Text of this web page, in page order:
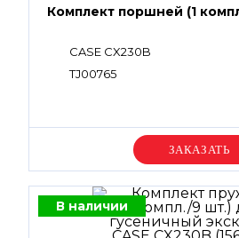
Комплект поршней (1
CASE CX230B
TJ00765
Уточняйте
В наличии